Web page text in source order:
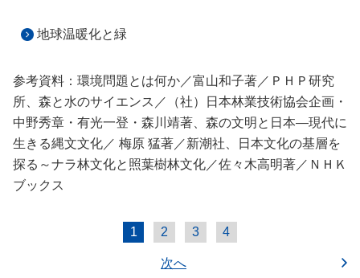
地球温暖化と緑
参考資料：環境問題とは何か／富山和子著／ＰＨＰ研究
所、森と水のサイエンス／（社）日本林業技術協会企画・
中野秀章・有光一登・森川靖著、森の文明と日本―現代に
生きる縄文文化／ 梅原 猛著／新潮社、日本文化の基層を
探る～ナラ林文化と照葉樹林文化／佐々木高明著／ＮＨＫ
ブックス
1 2 3 4
次へ